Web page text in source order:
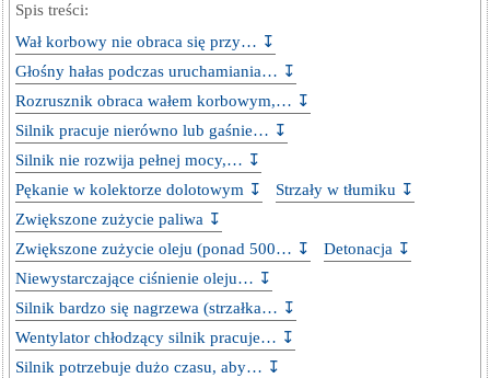
Spis treści:
Wał korbowy nie obraca się przy… ↧
Głośny hałas podczas uruchamiania… ↧
Rozrusznik obraca wałem korbowym,… ↧
Silnik pracuje nierówno lub gaśnie… ↧
Silnik nie rozwija pełnej mocy,… ↧
Pękanie w kolektorze dolotowym ↧
Strzały w tłumiku ↧
Zwiększone zużycie paliwa ↧
Zwiększone zużycie oleju (ponad 500… ↧
Detonacja ↧
Niewystarczające ciśnienie oleju… ↧
Silnik bardzo się nagrzewa (strzałka… ↧
Wentylator chłodzący silnik pracuje… ↧
Silnik potrzebuje dużo czasu, aby… ↧